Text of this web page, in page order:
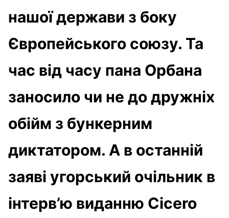
нашої держави з боку
Європейського союзу. Та
час від часу пана Орбана
заносило чи не до дружніх
обійм з бункерним
диктатором. А в останній
заяві угорський очільник в
інтерв’ю виданню Cicero